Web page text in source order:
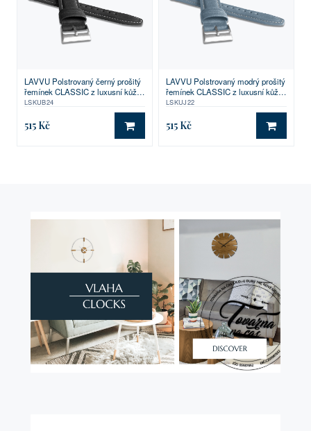
LAVVU Polstrovaný černý prošitý
řemínek CLASSIC z luxusní kůže
Top Grain - 24
LSKUB24
515 Kč DO KOŠÍKU
LAVVU Polstrovaný modrý prošitý
řemínek CLASSIC z luxusní kůže
Top Grain - 22
LSKUJ22
515 Kč DO